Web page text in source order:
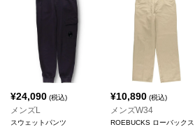
¥24,090 (税込)
メンズL
スウェットパンツ
¥10,890(税込)
メンズW34
ROEBUCKS ローバックス